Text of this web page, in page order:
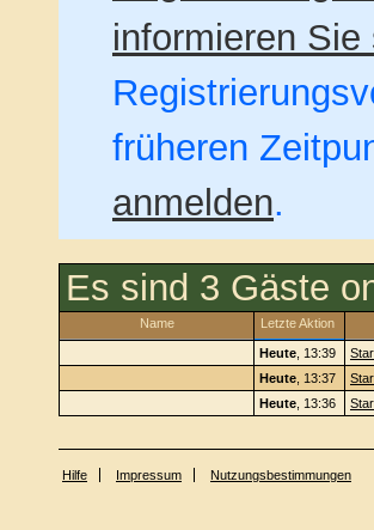
informieren
früheren
anmelden.
Es sind 3 Gäste
Name Letzte Aktion
Heute , 13:39
Heute , 13:37
Heute , 13:36
Hilfe Impressum Nutzungsbestimmungen